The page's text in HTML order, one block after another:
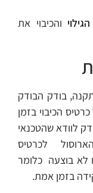
והכיבוי את
בודק הבודק
הכיבוי בזמן
לוודא שהטכנאי
לכרטיס
לא בוצעה כלומר
בזמן אמת.